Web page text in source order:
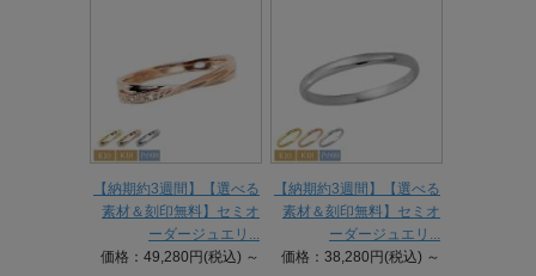
【納期約3週間】【選べる
素材＆刻印無料】セミオ
ーダージュエリ...
価格：49,280円(税込) ～
【納期約3週間】【選べる
素材＆刻印無料】セミオ
ーダージュエリ...
価格：38,280円(税込) ～